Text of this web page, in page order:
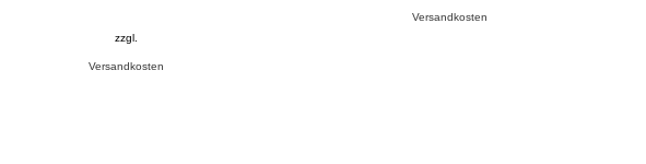
zzgl.
Versandkosten
Versandkosten